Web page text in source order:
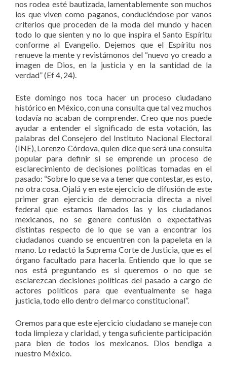
nos rodea esté bautizada, lamentablemente son muchos
los que viven como paganos, conduciéndose por vanos
criterios que proceden de la moda del mundo y hacen
todo lo que sienten y no lo que inspira el Santo Espíritu
conforme al Evangelio. Dejemos que el Espíritu nos
renueve la mente y revistámonos del “nuevo yo creado a
imagen de Dios, en la justicia y en la santidad de la
verdad” (Ef 4, 24).
Este domingo nos toca hacer un proceso ciudadano
histórico en México, con una consulta que tal vez muchos
todavía no acaban de comprender. Creo que nos puede
ayudar a entender el significado de esta votación, las
palabras del Consejero del Instituto Nacional Electoral
(INE), Lorenzo Córdova, quien dice que será una consulta
popular para definir si se emprende un proceso de
esclarecimiento de decisiones políticas tomadas en el
pasado: “Sobre lo que se va a tener que contestar, es esto,
no otra cosa. Ojalá y en este ejercicio de difusión de este
primer gran ejercicio de democracia directa a nivel
federal que estamos llamados las y los ciudadanos
mexicanos, no se genere confusión o expectativas
distintas respecto de lo que se van a encontrar los
ciudadanos cuando se encuentren con la papeleta en la
mano. Lo redactó la Suprema Corte de Justicia, que es el
órgano facultado para hacerla. Entiendo que lo que se
nos está preguntando es si queremos o no que se
esclarezcan decisiones políticas del pasado a cargo de
actores políticos para que eventualmente se haga
justicia, todo ello dentro del marco constitucional”.
Oremos para que este ejercicio ciudadano se maneje con
toda limpieza y claridad, y tenga suficiente participación
para bien de todos los mexicanos. Dios bendiga a
nuestro México.